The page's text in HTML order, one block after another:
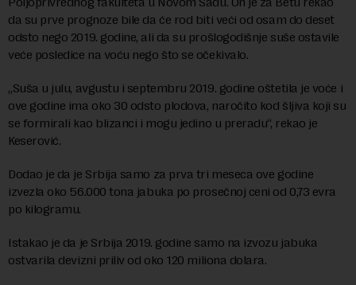
da su prve prognoze bile da će rod biti veći od osam do deset
odsto nego 2019. godine, ali da su prošlogodišnje suše ostavile
veće posledice na voću nego što se očekivalo.
„Suša u julu, avgustu i septembru 2019. godine oštetila je voće i
ove godine ima oko 30 odsto plodova, naročito kod šljiva koji su
se formirali kao blizanci i mogu jedino u preradu“, rekao je
Keserović.
Dodao je da je Srbija samo za prva tri meseca ove godine
izvezla oko 56.000 tona jabuka po prosečnoj ceni od 0,73 evra
po kilogramu.
Istakao je da je Srbija 2019. godine samo na izvozu jabuka
ostvarila devizni priliv od oko 120 miliona dolara.